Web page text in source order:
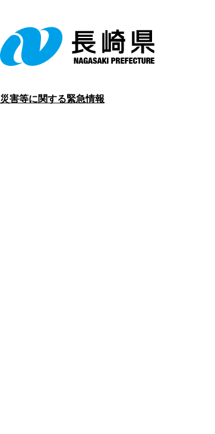
災害等に関する緊急情報